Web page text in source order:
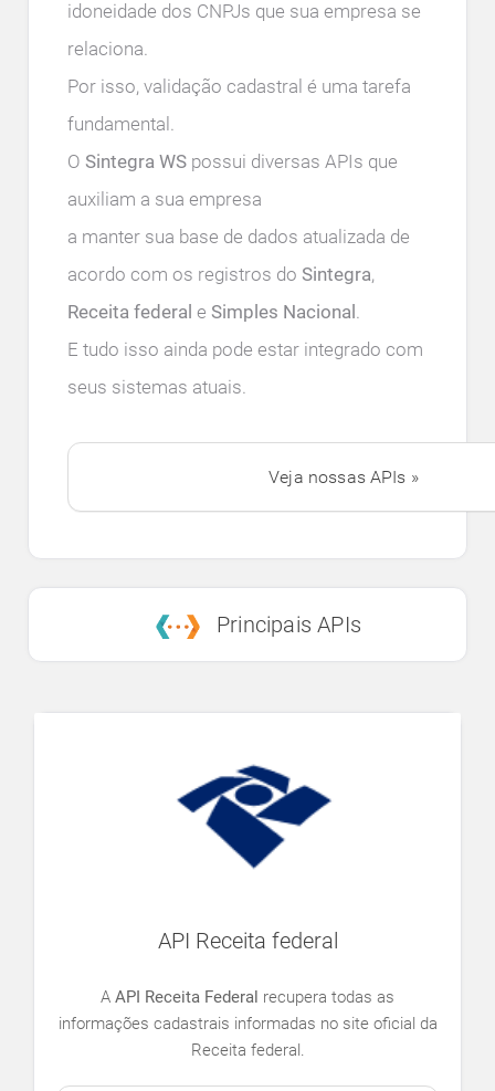
idoneidade dos CNPJs que sua empresa se
relaciona.
Por isso, validação cadastral é uma tarefa
fundamental.
O Sintegra WS possui diversas APIs que
auxiliam a sua empresa
a manter sua base de dados atualizada de
acordo com os registros do Sintegra,
Receita federal e Simples Nacional .
E tudo isso ainda pode estar integrado com
seus sistemas atuais.
Veja nossas APIs »
Principais APIs
API Receita federal
A API Receita Federal recupera todas as
informações cadastrais informadas no site oficial da
Receita federal.